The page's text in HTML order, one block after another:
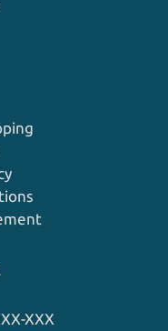
XXX